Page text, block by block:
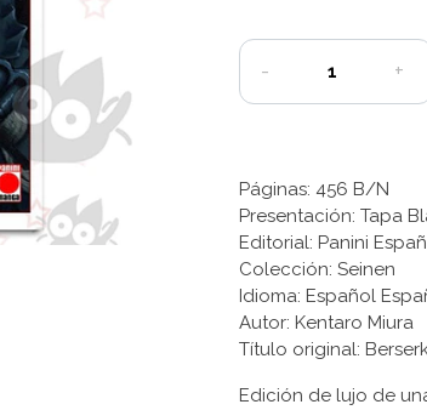
- +
Páginas: 456 B/N
Presentación: Tapa
Editorial: Panini
Colección: Seinen
Idioma: Español
Autor: Kentaro Miura
Título original:
Edición de lujo de